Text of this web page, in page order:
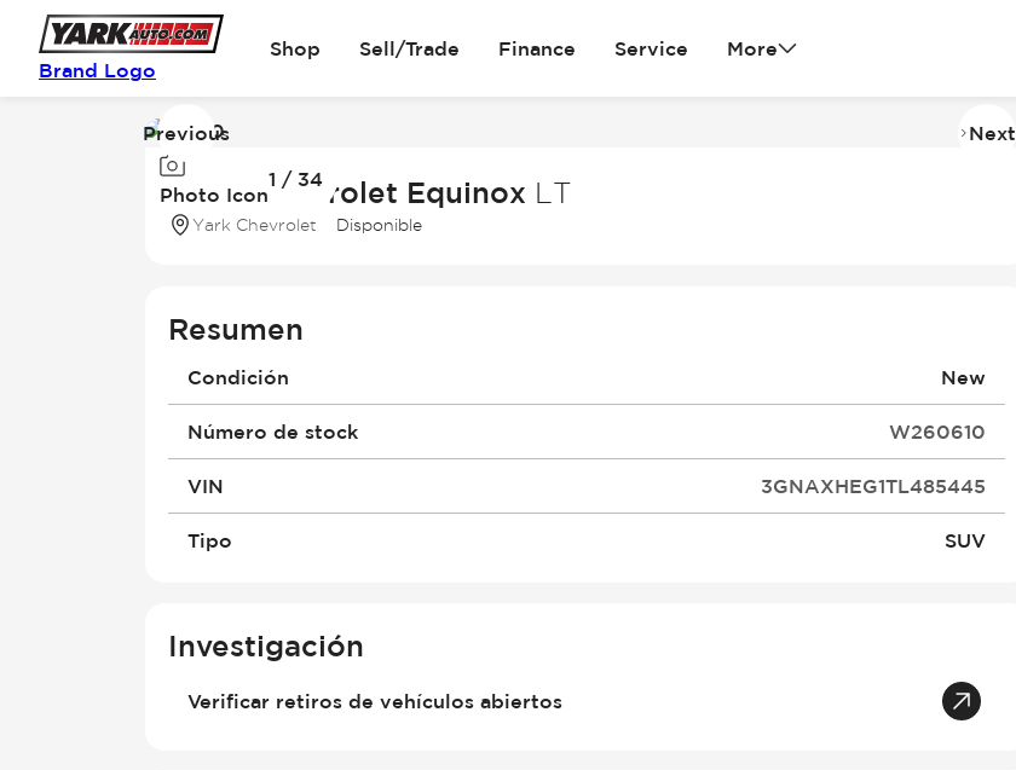
Brand Logo
Shop Sell/Trade Finance Service More
Image
ofPhoto Icon
1 / 34
Previous Next
2026 Chevrolet Equinox LT
Yark Chevrolet Disponible
Resumen
Condición New
Número de stock W260610
VIN 3GNAXHEG1TL485445
Tipo SUV
Investigación
Verificar retiros de vehículos abiertos